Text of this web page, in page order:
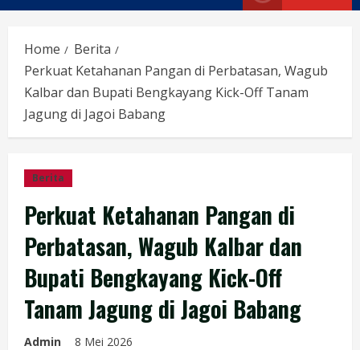
Home
Berita
Perkuat Ketahanan Pangan di Perbatasan, Wagub
Kalbar dan Bupati Bengkayang Kick-Off Tanam
Jagung di Jagoi Babang
Berita
Perkuat Ketahanan Pangan di
Perbatasan, Wagub Kalbar dan
Bupati Bengkayang Kick-Off
Tanam Jagung di Jagoi Babang
Admin 8 Mei 2026